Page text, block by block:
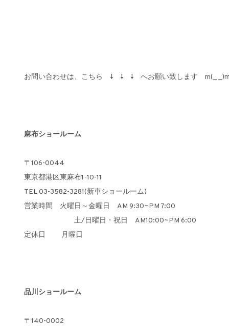
お問い合わせは、こちら ↓ ↓ ↓ へお願い致します m(_ _)m
麻布ショールーム
〒106-0044
東京都港区東麻布1-10-11
TEL 03-3582-3281(新車ショールーム)
営業時間 火曜日～金曜日 AM 9:30~PM 7:00
土/日曜日・祝日 AM10:00~PM 6:00
定休日 月曜日
品川ショールーム
〒140-0002